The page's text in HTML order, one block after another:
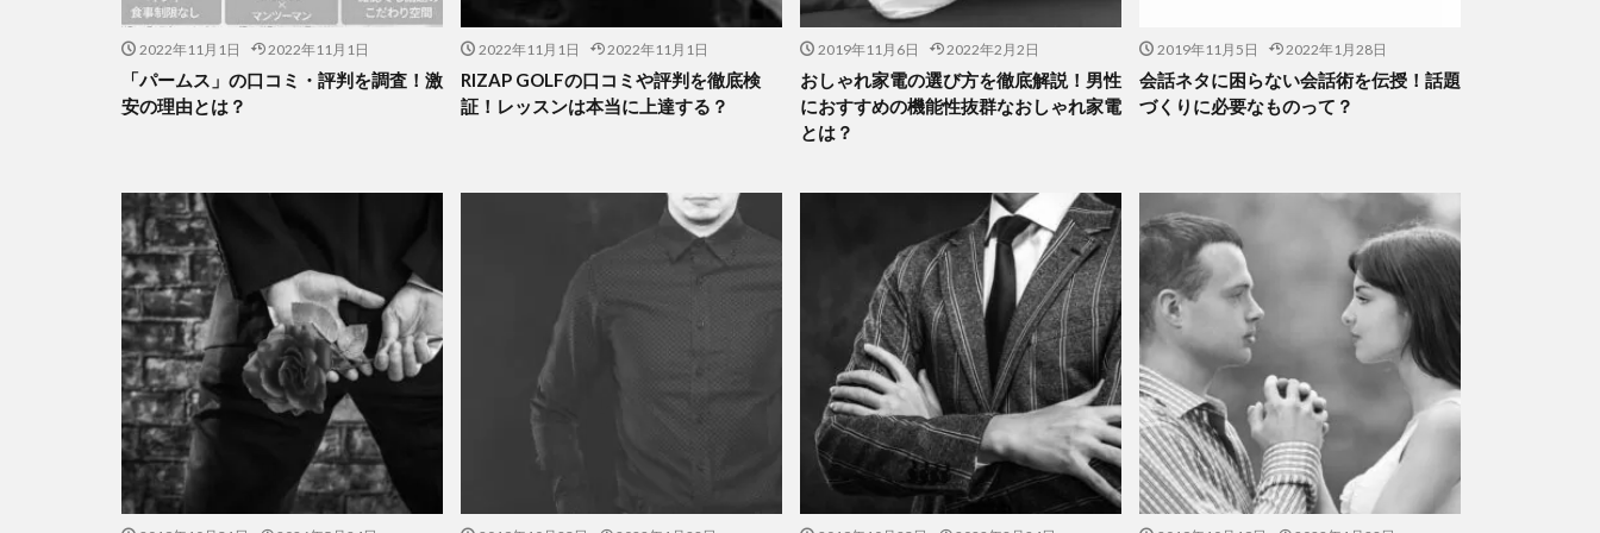
2022年11月1日 2022年11月1日
「パームス」の口コミ・評判を調査！激
安の理由とは？
2022年11月1日 2022年11月1日
RIZAP GOLFの口コミや評判を徹底検
証！レッスンは本当に上達する？
2019年11月6日 2022年2月2日
おしゃれ家電の選び方を徹底解説！男性
におすすめの機能性抜群なおしゃれ家電
とは？
2019年11月5日 2022年1月28日
会話ネタに困らない会話術を伝授！話題
づくりに必要なものって？